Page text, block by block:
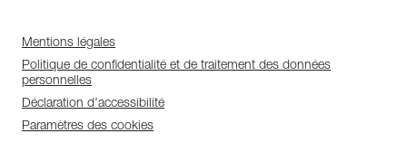
Mentions légales
Politique de confidentialité et de traitement des données
personnelles
Déclaration d'accessibilité
Paramètres des cookies